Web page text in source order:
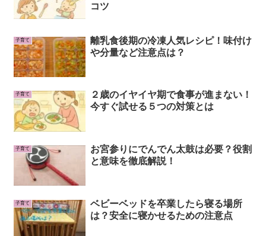
コツ
子育て
離乳食後期の冷凍人気レシピ！味付け
や分量など注意点は？
子育て
２歳のイヤイヤ期で食事が進まない！
今すぐ試せる５つの対策とは
子育て
お宮参りにでんでん太鼓は必要？役割
と意味を徹底解説！
子育て
ベビーベッドを卒業したら寝る場所
は？安全に寝かせるための注意点